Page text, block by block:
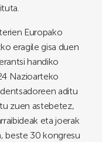
Europako
eragile gisa duen
handiko
Nazioarteko
aditu
zuen astebetez,
eta joerak
beste 30 kongresu